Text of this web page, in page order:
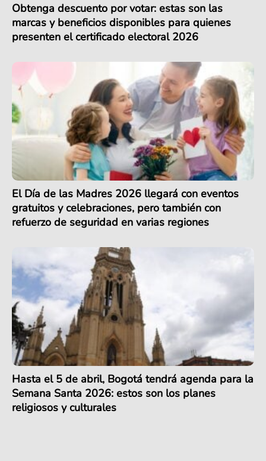
Obtenga descuento por votar: estas son las
marcas y beneficios disponibles para quienes
presenten el certificado electoral 2026
El Día de las Madres 2026 llegará con eventos
gratuitos y celebraciones, pero también con
refuerzo de seguridad en varias regiones
Hasta el 5 de abril, Bogotá tendrá agenda para la
Semana Santa 2026: estos son los planes
religiosos y culturales